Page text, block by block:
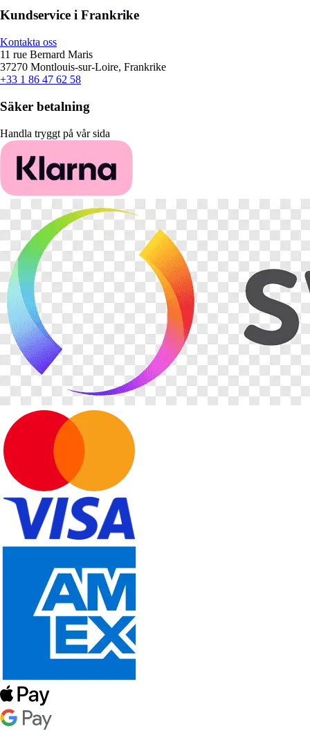
Kundservice i Frankrike
Kontakta oss
11 rue Bernard Maris
37270 Montlouis-sur-Loire, Frankrike
+33 1 86 47 62 58
Säker betalning
Handla tryggt på vår sida